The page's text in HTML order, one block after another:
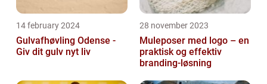
14 february 2024
Gulvafhøvling Odense -
Giv dit gulv nyt liv
28 november 2023
Muleposer med logo – en
praktisk og effektiv
branding-løsning